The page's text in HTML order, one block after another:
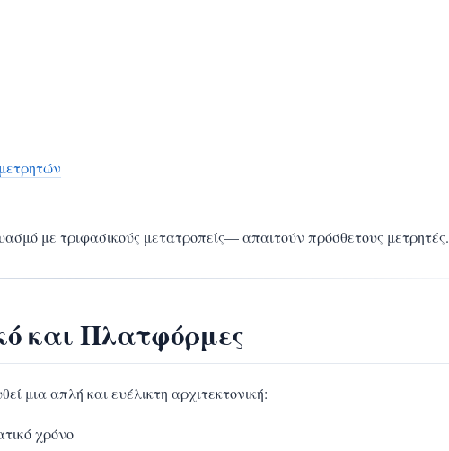
με τριφασικούς μετατροπείς— απαιτούν πρόσθετους μετρητές.
και Πλατφόρμες
μια απλή και ευέλικτη αρχιτεκτονική:
χρόνο